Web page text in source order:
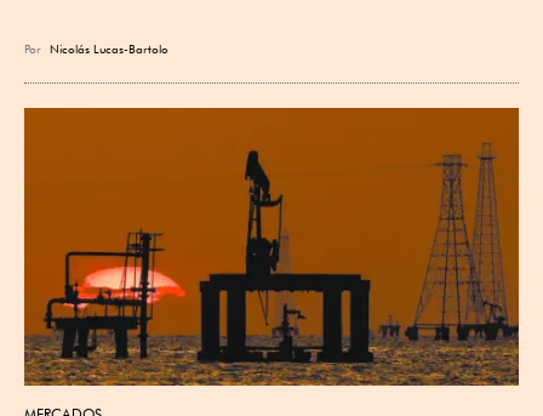
Por Nicolás Lucas-Bartolo